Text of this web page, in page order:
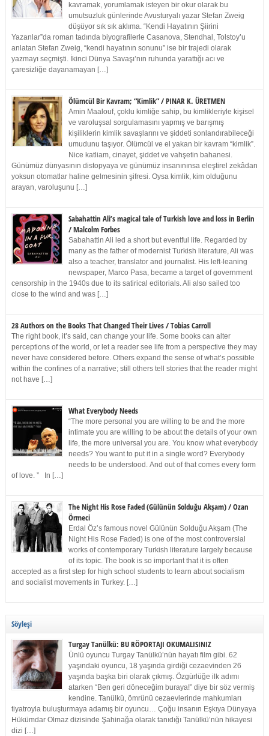
kavramak, yorumlamak isteyen bir okur olarak bu
umutsuzluk günlerinde Avusturyalı yazar Stefan Zweig
düşüyor sık sık aklıma. “Kendi Hayatının Şiirini
Yazanlar”da roman tadında biyografilerle Casanova, Stendhal, Tolstoy’u
anlatan Stefan Zweig, “kendi hayatının sonunu” ise bir trajedi olarak
yazmayı seçmişti. İkinci Dünya Savaşı’nın ruhunda yarattığı acı ve
çaresizliğe dayanamayan […]
Ölümcül Bir Kavram; “Kimlik” / PINAR K. ÜRETMEN
Amin Maalouf, çoklu kimliğe sahip, bu kimlikleriyle kişisel
ve varoluşsal sorgulamasını yapmış ve barışmış
kişiliklerin kimlik savaşlarını ve şiddeti sonlandırabileceği
umudunu taşıyor. Ölümcül ve el yakan bir kavram “kimlik”.
Nice katliam, cinayet, şiddet ve vahşetin bahanesi.
Günümüz dünyasının distopyaya ve günümüz insanınınsa eleştirel zekâdan
yoksun otomatlar haline gelmesinin şifresi. Oysa kimlik, kim olduğunu
arayan, varoluşunu […]
Sabahattin Ali’s magical tale of Turkish love and loss in Berlin
/ Malcolm Forbes
Sabahattin Ali led a short but eventful life. Regarded by
many as the father of modernist Turkish literature, Ali was
also a teacher, translator and journalist. His left-leaning
newspaper, Marco Pasa, became a target of government
censorship in the 1940s due to its satirical editorials. Ali also sailed too
close to the wind and was […]
28 Authors on the Books That Changed Their Lives / Tobias Carroll
The right book, it’s said, can change your life. Some books can alter
perceptions of the world, or let a reader see life from a perspective they may
never have considered before. Others expand the sense of what’s possible
within the confines of a narrative; still others tell stories that the reader might
not have […]
What Everybody Needs
“The more personal you are willing to be and the more
intimate you are willing to be about the details of your own
life, the more universal you are. You know what everybody
needs? You want to put it in a single word? Everybody
needs to be understood. And out of that comes every form
of love. ” In […]
The Night His Rose Faded (Gülünün Solduğu Akşam) / Ozan
Örmeci
Erdal Öz’s famous novel Gülünün Solduğu Akşam (The
Night His Rose Faded) is one of the most controversial
works of contemporary Turkish literature largely because
of its topic. The book is so important that it is often
accepted as a first step for high school students to learn about socialism
and socialist movements in Turkey. […]
Söyleşi
Turgay Tanülkü: BU RÖPORTAJI OKUMALISINIZ
Ünlü oyuncu Turgay Tanülkü’nün hayatı film gibi. 62
yaşındaki oyuncu, 18 yaşında girdiği cezaevinden 26
yaşında başka biri olarak çıkmış. Özgürlüğe ilk adımı
atarken “Ben geri döneceğim buraya!” diye bir söz vermiş
kendine. Tanülkü, ömrünü cezaevlerinde mahkumları
tiyatroyla buluşturmaya adamış bir oyuncu… Çoğu insanın Eşkıya Dünyaya
Hükümdar Olmaz dizisinde Şahinağa olarak tanıdığı Tanülkü’nün hikayesi
dizi […]